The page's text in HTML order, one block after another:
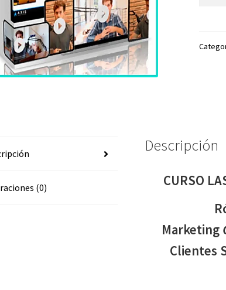
(0)
Descripción
CURSO
Marketing
Clientes